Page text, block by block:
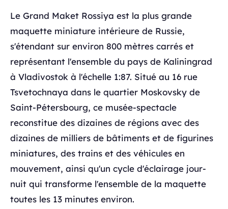
Le Grand Maket Rossiya est la plus grande
maquette miniature intérieure de Russie,
s'étendant sur environ 800 mètres carrés et
représentant l'ensemble du pays de Kaliningrad
à Vladivostok à l'échelle 1:87. Situé au 16 rue
Tsvetochnaya dans le quartier Moskovsky de
Saint-Pétersbourg, ce musée-spectacle
reconstitue des dizaines de régions avec des
dizaines de milliers de bâtiments et de figurines
miniatures, des trains et des véhicules en
mouvement, ainsi qu'un cycle d'éclairage jour-
nuit qui transforme l'ensemble de la maquette
toutes les 13 minutes environ.